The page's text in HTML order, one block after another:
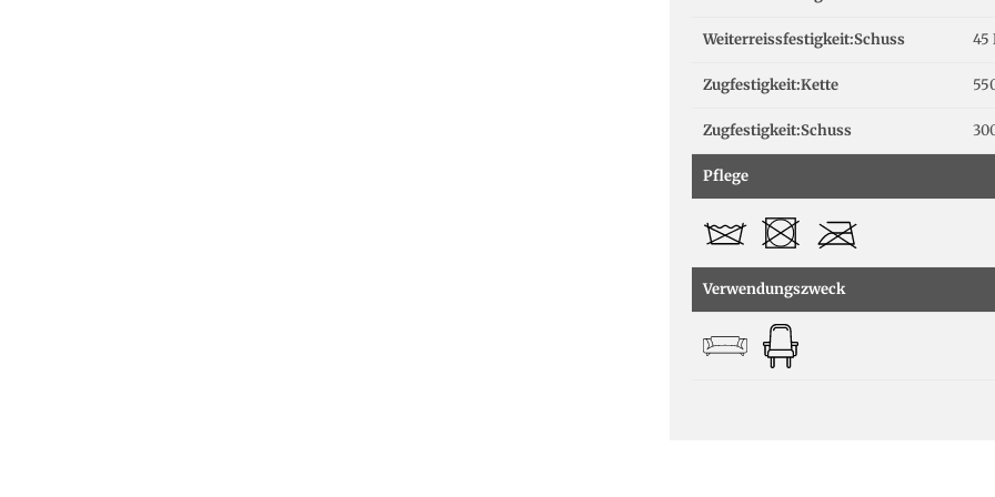
Weiterreissfestigkeit:Schuss 45
Zugfestigkeit:Kette
Zugfestigkeit:Schuss
Pflege
Verwendungszweck